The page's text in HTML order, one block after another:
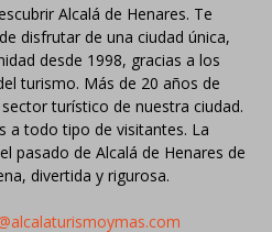
Alcalá de Henares. Te
disfrutar de una ciudad única,
desde 1998, gracias a los
turismo. Más de 20 años de
turístico de nuestra ciudad.
a todo tipo de visitantes. La
pasado de Alcalá de Henares de
divertida y rigurosa.